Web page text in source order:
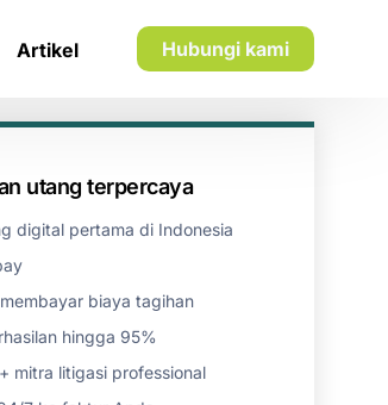
Artikel Hubungi kami
utang terpercaya
digital pertama di Indonesia
biaya tagihan
hingga 95%
mitra litigasi professional